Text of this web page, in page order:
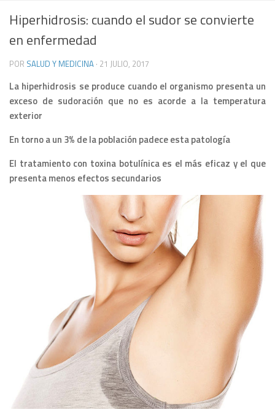
Hiperhidrosis: cuando el sudor se convierte
en enfermedad
POR SALUD Y MEDICINA · 21 JULIO, 2017
La hiperhidrosis se produce cuando el organismo presenta un
exceso de sudoración que no es acorde a la temperatura
exterior
En torno a un 3% de la población padece esta patología
El tratamiento con toxina botulínica es el más eficaz y el que
presenta menos efectos secundarios